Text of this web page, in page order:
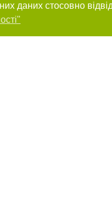
даних стосовно